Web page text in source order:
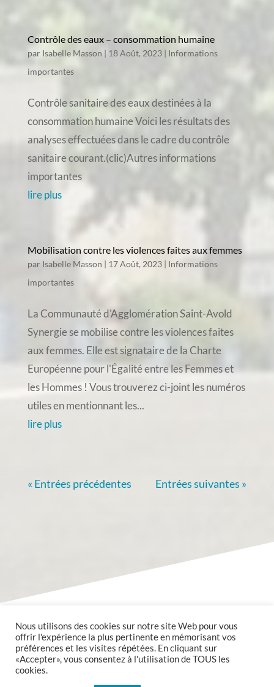
Contrôle des eaux – consommation humaine
par Isabelle Masson | 18 Août, 2023| Informations
importantes
Contrôle sanitaire des eaux destinées à la
consommation humaine Voici les résultats des
analyses effectuées dans le cadre du contrôle
sanitaire courant.(clic)Autres informations
importantes
lire plus
Mobilisation contre les violences faites aux femmes
par Isabelle Masson | 17 Août, 2023| Informations
importantes
La Communauté d'Agglomération Saint-Avold
Synergie se mobilise contre les violences faites
aux femmes. Elle est signataire de la Charte
Européenne pour l'Égalité entre les Femmes et
les Hommes ! Vous trouverez ci-joint les numéros
utiles en mentionnant les...
lire plus
« Entrées précédentes Entrées suivantes »
Copyright @2020 Mairie de Valmont tous droits réservés.
Nous utilisons des cookies sur notre site Web pour vous
offrir l'expérience la plus pertinente en mémorisant vos
préférences et les visites répétées. En cliquant sur
«Accepter», vous consentez à l'utilisation de TOUS les
cookies.